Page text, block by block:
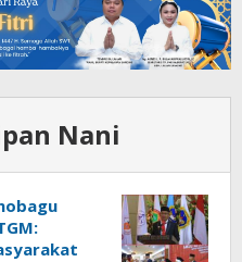
Nani